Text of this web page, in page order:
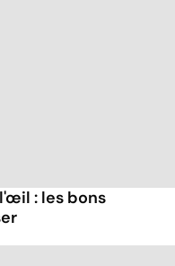
: les bons